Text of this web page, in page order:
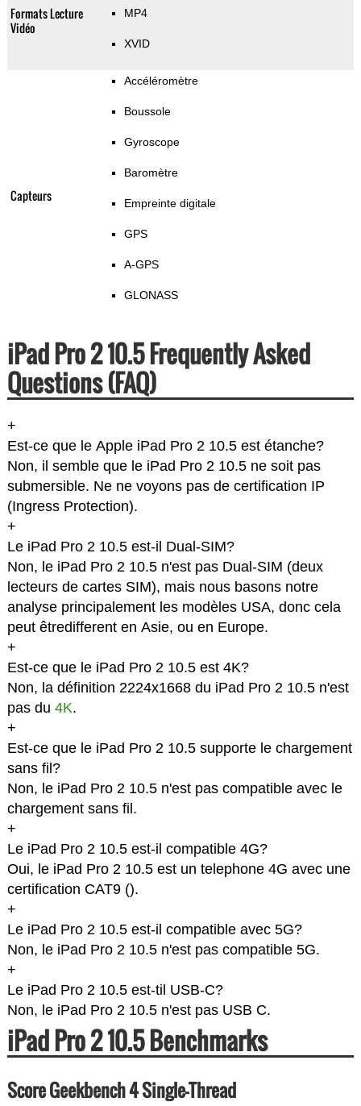
Formats Lecture
Vidéo
MP4
XVID
Capteurs
Accéléromètre
Boussole
Gyroscope
Baromètre
Empreinte digitale
GPS
A-GPS
GLONASS
iPad Pro 2 10.5 Frequently Asked
Questions (FAQ)
+
Est-ce que le Apple iPad Pro 2 10.5 est étanche?
Non, il semble que le iPad Pro 2 10.5 ne soit pas
submersible. Ne ne voyons pas de certification IP
(Ingress Protection).
+
Le iPad Pro 2 10.5 est-il Dual-SIM?
Non, le iPad Pro 2 10.5 n'est pas Dual-SIM (deux
lecteurs de cartes SIM), mais nous basons notre
analyse principalement les modèles USA, donc cela
peut êtredifferent en Asie, ou en Europe.
+
Est-ce que le iPad Pro 2 10.5 est 4K?
Non, la définition 2224x1668 du iPad Pro 2 10.5 n'est
pas du 4K.
+
Est-ce que le iPad Pro 2 10.5 supporte le chargement
sans fil?
Non, le iPad Pro 2 10.5 n'est pas compatible avec le
chargement sans fil.
+
Le iPad Pro 2 10.5 est-il compatible 4G?
Oui, le iPad Pro 2 10.5 est un telephone 4G avec une
certification CAT9 ().
+
Le iPad Pro 2 10.5 est-il compatible avec 5G?
Non, le iPad Pro 2 10.5 n'est pas compatible 5G.
+
Le iPad Pro 2 10.5 est-til USB-C?
Non, le iPad Pro 2 10.5 n'est pas USB C.
iPad Pro 2 10.5 Benchmarks
Score Geekbench 4 Single-Thread